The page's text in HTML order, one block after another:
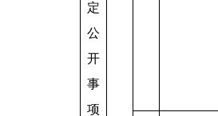
定
公
开
事
项